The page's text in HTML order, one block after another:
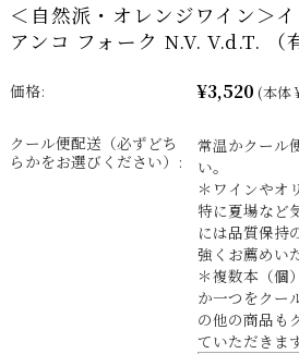
＜自然派・オレンジワイン＞
アンコ フォーク N.V. V.d.T. （
価格: ¥3,520 (本体
クール便配送（必ずどち
らかをお選びください）:
常温かクール
い。
＊ワインやオ
特に夏場など
には品質保持
強くお薦めい
＊複数本（個
か一つをクー
の他の商品も
ていただきます